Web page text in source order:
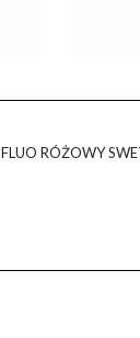
FLUO RÓŻOWY